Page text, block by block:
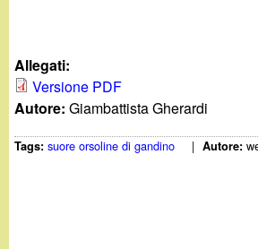
Allegati:
Versione PDF
Autore:Giambattista Gherardi
Tags:suore orsoline di gandino | Autore: